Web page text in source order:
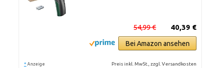
40,39 €
54,99 €
Bei Amazon ansehen
* Anzeige Preis inkl. MwSt., zzgl. Versandkosten